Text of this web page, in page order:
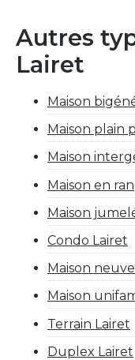
Autres
Lairet
Maison
Maison plain
Maison
Maison en
Maison
Condo Lairet
Maison
Maison
Terrain Lairet
Duplex Lairet